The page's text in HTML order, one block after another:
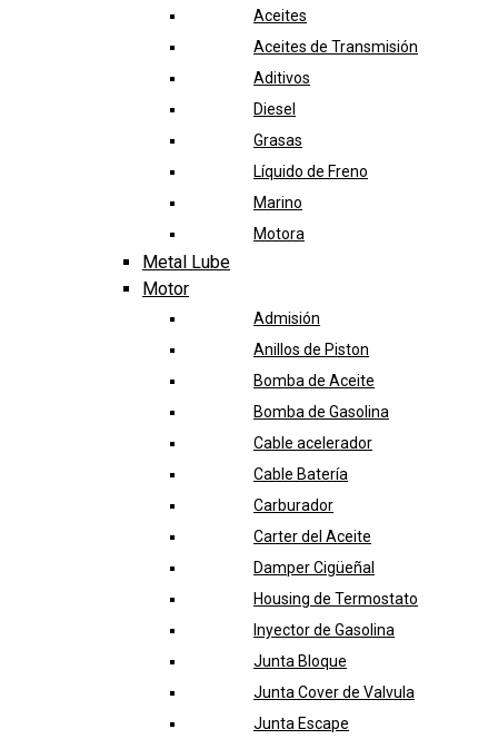
Aceites
Aceites de Transmisión
Aditivos
Diesel
Grasas
Líquido de Freno
Marino
Motora
Metal Lube
Motor
Admisión
Anillos de Piston
Bomba de Aceite
Bomba de Gasolina
Cable acelerador
Cable Batería
Carburador
Carter del Aceite
Damper Cigüeñal
Housing de Termostato
Inyector de Gasolina
Junta Bloque
Junta Cover de Valvula
Junta Escape